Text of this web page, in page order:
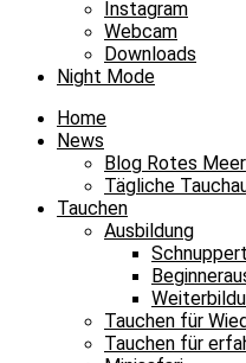
Instagram
Webcam
Downloads
Night Mode
Home
News
Blog Rotes Meer
Tägliche
Tauchen
Ausbildung
Tauchen für
Tauchen für